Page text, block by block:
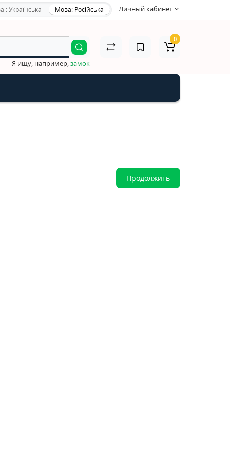
Личный кабинет
: Українська Мова: Російська
Я ищу, например, замок
0
Продолжить